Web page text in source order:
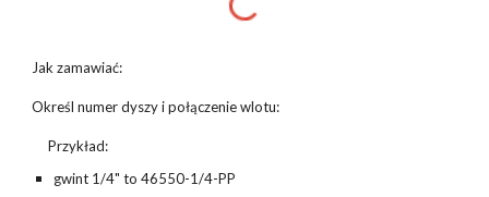
Jak zamawiać:
Określ numer dyszy i połączenie wlotu:
Przykład:
gwint 1/4" to 46550-1/4-PP